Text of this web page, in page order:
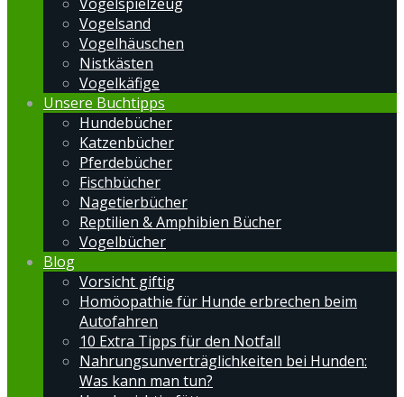
Vogelsand
Vogelhäuschen
Nistkästen
Vogelkäfige
Unsere Buchtipps
Hundebücher
Katzenbücher
Pferdebücher
Fischbücher
Nagetierbücher
Reptilien & Amphibien Bücher
Vogelbücher
Blog
Vorsicht giftig
Homöopathie für Hunde erbrechen beim
Autofahren
10 Extra Tipps für den Notfall
Nahrungsunverträglichkeiten bei Hunden:
Was kann man tun?